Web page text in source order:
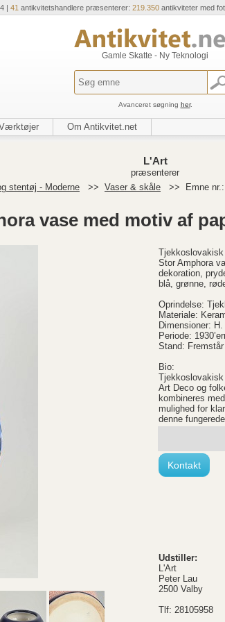
| 41 antikvitetshandlere præsenterer: 219.350 antikviteter med
Gamle Skatte - Ny Teknologi
Avanceret søgning her.
Om Antikvitet.net
L'Art
præsenterer
stentøj - Moderne
>> Vaser & skåle >> Emne
vase med motiv af
Stor Amphora
dekoration,
blå, grønne,
Oprindelse:
Materiale:
Dimensioner:
Periode:
Stand:
Bio:
Art Deco og
kombineres
mulighed for
denne
Kontakt
Udstiller:
L'Art
Peter Lau
2500 Valby
Tlf: 28105958